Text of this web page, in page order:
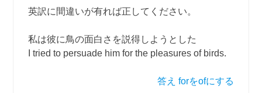
英訳に間違いが有れば正してください。
私は彼に鳥の面白さを説得しようとした
I tried to persuade him for the pleasures of birds.
答え forをofにする